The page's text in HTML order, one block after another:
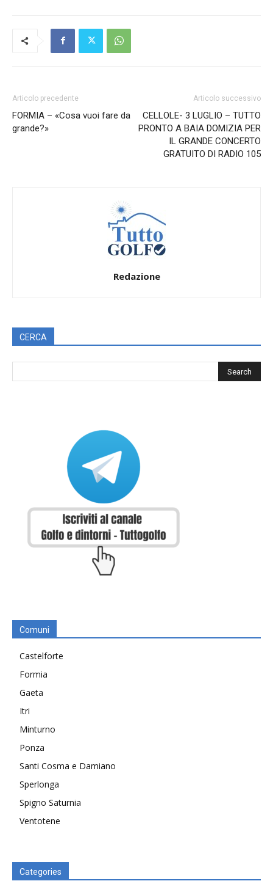
Articolo precedente
FORMIA – «Cosa vuoi fare da
grande?»
Articolo successivo
CELLOLE- 3 LUGLIO – TUTTO
PRONTO A BAIA DOMIZIA PER
IL GRANDE CONCERTO
GRATUITO DI RADIO 105
Redazione
CERCA
Comuni
Castelforte
Formia
Gaeta
Itri
Minturno
Ponza
Santi Cosma e Damiano
Sperlonga
Spigno Saturnia
Ventotene
Categories